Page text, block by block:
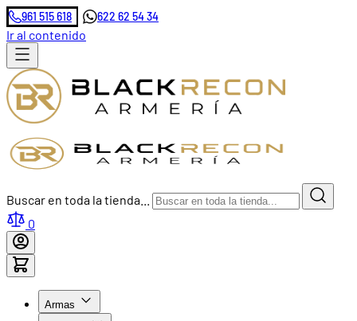
961 515 618 622 62 54 34
Ir al contenido
Buscar en toda la tienda...
0
Armas